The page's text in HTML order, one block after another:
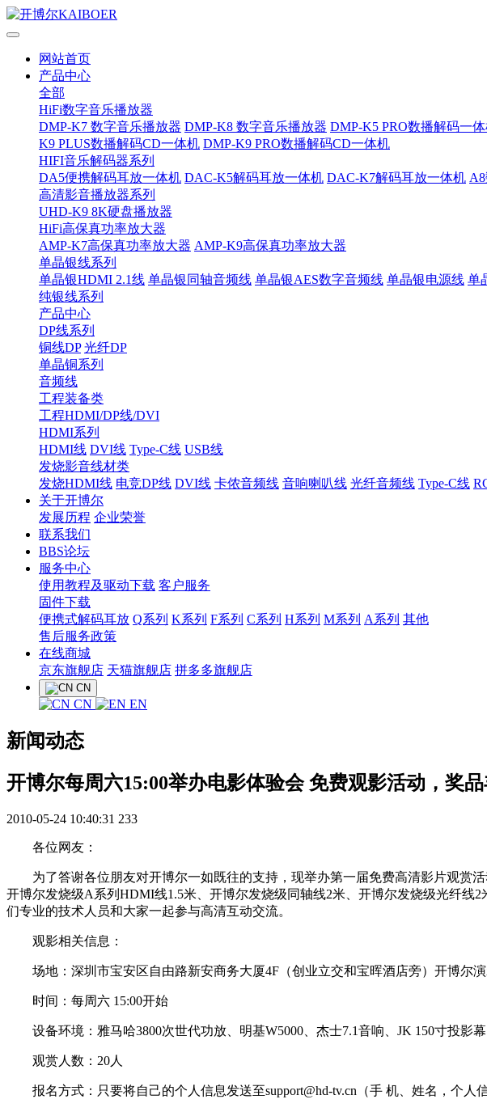
网站首页
产品中心
全部
HiFi数字音乐播放器
DMP-K7 数字音乐播放器 DMP-K8 数字音乐播放器 DMP-K5 PRO数播解码一
K9 PLUS数播解码CD一体机 DMP-K9 PRO数播解码CD一体机
HIFI音乐解码器系列
DA5便携解码耳放一体机 DAC-K5解码耳放一体机 DAC-K7解码耳放一体机
高清影音播放器系列
UHD-K9 8K硬盘播放器
HiFi高保真功率放大器
AMP-K7高保真功率放大器 AMP-K9高保真功率放大器
单晶银线系列
单晶银HDMI 2.1线 单晶银同轴音频线 单晶银AES数字音频线 单晶银电源线 单
纯银线系列
产品中心
DP线系列
铜线DP 光纤DP
单晶铜系列
音频线
工程装备类
工程HDMI/DP线/DVI
HDMI系列
HDMI线 DVI线 Type-C线 USB线
发烧影音线材类
发烧HDMI线 电竞DP线 DVI线 卡侬音频线 音响喇叭线 光纤音频线 Type-C线
关于开博尔
发展历程 企业荣誉
联系我们
BBS论坛
服务中心
使用教程及驱动下载 客户服务
固件下载
便携式解码耳放 Q系列 K系列 F系列 C系列 H系列 M系列 A系列 其他
售后服务政策
在线商城
京东旗舰店 天猫旗舰店 拼多多旗舰店
CN
CN EN
新闻动态
开博尔每周六15:00举办电影体验会 免费观影活动，奖
2010-05-24 10:40:31 233
各位网友：
为了答谢各位朋友对开博尔一如既往的支持，现举办第一届免费高清影片观赏
开博尔发烧级A系列HDMI线1.5米、开博尔发烧级同轴线2米、开博尔发烧级光纤线
们专业的技术人员和大家一起参与高清互动交流。
观影相关信息：
场地：深圳市宝安区自由路新安商务大厦4F（创业立交和宝晖酒店旁）开博尔
时间：每周六 15:00开始
设备环境：雅马哈3800次世代功放、明基W5000、杰士7.1音响、JK 150寸投影
观赏人数：20人
报名方式：只要将自己的个人信息发送至support@hd-tv.cn（手 机、姓名，个人